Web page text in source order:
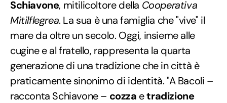
Schiavone, mitilicoltore della Cooperativa
Mitilflegrea. La sua è una famiglia che "vive" il
mare da oltre un secolo. Oggi, insieme alle
cugine e al fratello, rappresenta la quarta
generazione di una tradizione che in città è
praticamente sinonimo di identità. "A Bacoli –
racconta Schiavone – cozza etradizione